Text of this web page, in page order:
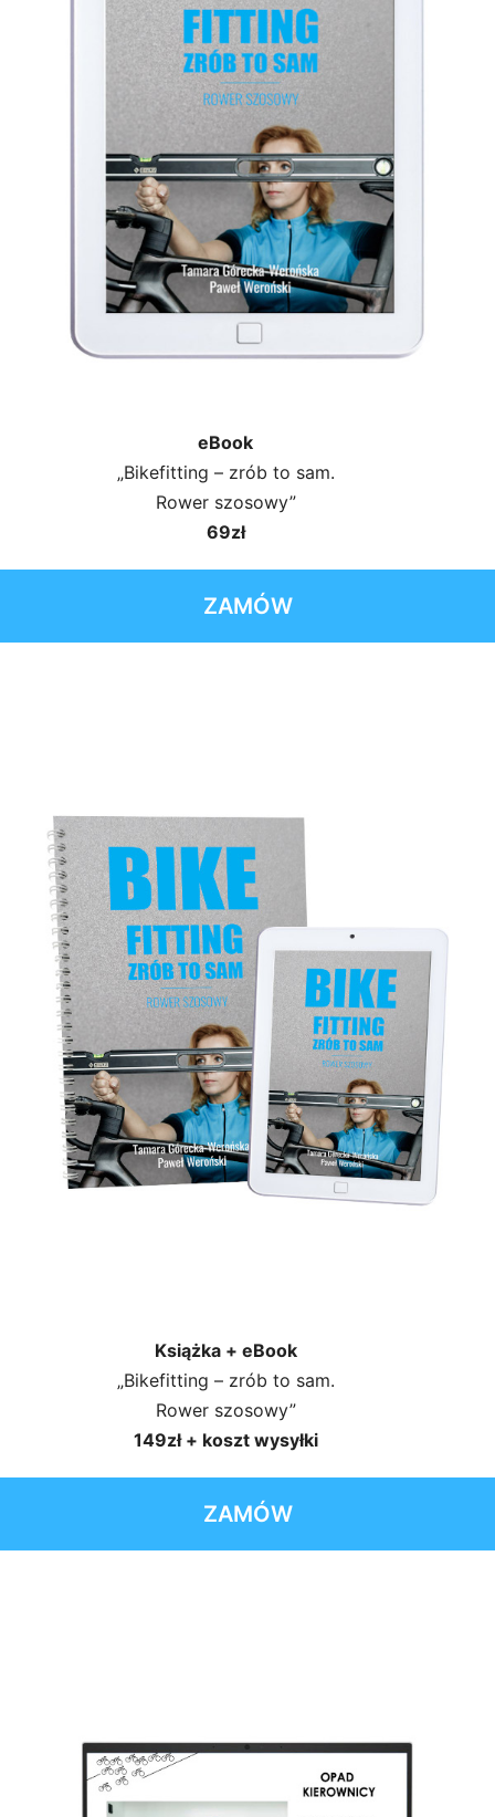
eBook
„Bikefitting – zrób to sam.
Rower szosowy”
69zł
ZAMÓW
Książka + eBook
„Bikefitting – zrób to sam.
Rower szosowy”
149zł + koszt wysyłki
ZAMÓW